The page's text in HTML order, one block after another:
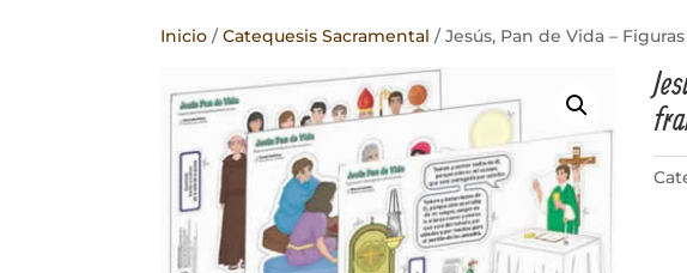
Inicio /Catequesis Sacramental / Jesús, Pan de Vida –